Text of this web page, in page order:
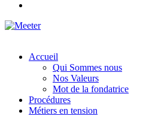
Accueil
Qui Sommes nous
Nos Valeurs
Mot de la fondatrice
Procédures
Métiers en tension